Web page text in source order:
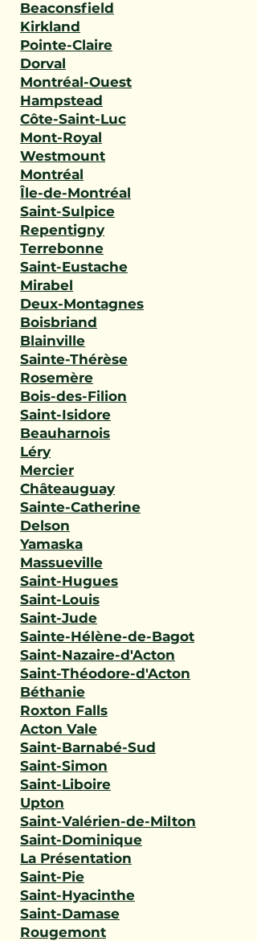
Beaconsfield
Kirkland
Pointe-Claire
Dorval
Montréal-Ouest
Hampstead
Côte-Saint-Luc
Mont-Royal
Westmount
Montréal
Île-de-Montréal
Saint-Sulpice
Repentigny
Terrebonne
Saint-Eustache
Mirabel
Deux-Montagnes
Boisbriand
Blainville
Sainte-Thérèse
Rosemère
Bois-des-Filion
Saint-Isidore
Beauharnois
Léry
Mercier
Châteauguay
Sainte-Catherine
Delson
Yamaska
Massueville
Saint-Hugues
Saint-Louis
Saint-Jude
Sainte-Hélène-de-Bagot
Saint-Nazaire-d'Acton
Saint-Théodore-d'Acton
Béthanie
Roxton Falls
Acton Vale
Saint-Barnabé-Sud
Saint-Simon
Saint-Liboire
Upton
Saint-Valérien-de-Milton
Saint-Dominique
La Présentation
Saint-Pie
Saint-Hyacinthe
Saint-Damase
Rougemont